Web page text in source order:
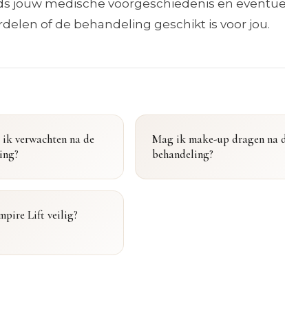
jouw medische voorgeschiedenis en
of de behandeling geschikt is voor jou.
verwachten na de
Mag ik make-up dragen na
behandeling?
Lift veilig?